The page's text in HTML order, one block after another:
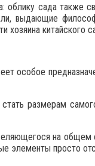
сада также
выдающие
хозяина китайского
особое
размерам
на
элементы просто